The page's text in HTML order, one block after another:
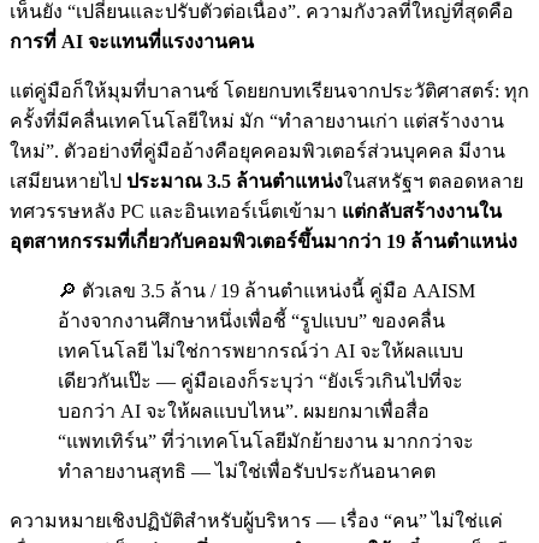
เห็นยัง “เปลี่ยนและปรับตัวต่อเนื่อง”. ความกังวลที่ใหญ่ที่สุดคือ
การที่ AI จะแทนที่แรงงานคน
แต่คู่มือก็ให้มุมที่บาลานซ์ โดยยกบทเรียนจากประวัติศาสตร์: ทุก
ครั้งที่มีคลื่นเทคโนโลยีใหม่ มัก “ทำลายงานเก่า แต่สร้างงาน
ใหม่”. ตัวอย่างที่คู่มืออ้างคือยุคคอมพิวเตอร์ส่วนบุคคล มีงาน
เสมียนหายไป ประมาณ 3.5 ล้านตำแหน่งในสหรัฐฯ ตลอดหลาย
ทศวรรษหลัง PC และอินเทอร์เน็ตเข้ามา แต่กลับสร้างงานใน
อุตสาหกรรมที่เกี่ยวกับคอมพิวเตอร์ขึ้นมากว่า 19 ล้านตำแหน่ง
🔎 ตัวเลข 3.5 ล้าน / 19 ล้านตำแหน่งนี้ คู่มือ AAISM
อ้างจากงานศึกษาหนึ่งเพื่อชี้ “รูปแบบ” ของคลื่น
เทคโนโลยี ไม่ใช่การพยากรณ์ว่า AI จะให้ผลแบบ
เดียวกันเป๊ะ — คู่มือเองก็ระบุว่า “ยังเร็วเกินไปที่จะ
บอกว่า AI จะให้ผลแบบไหน”. ผมยกมาเพื่อสื่อ
“แพทเทิร์น” ที่ว่าเทคโนโลยีมักย้ายงาน มากกว่าจะ
ทำลายงานสุทธิ — ไม่ใช่เพื่อรับประกันอนาคต
ความหมายเชิงปฏิบัติสำหรับผู้บริหาร — เรื่อง “คน” ไม่ใช่แค่